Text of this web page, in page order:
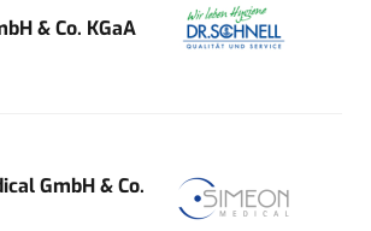
& Co. KGaA
GmbH & Co.